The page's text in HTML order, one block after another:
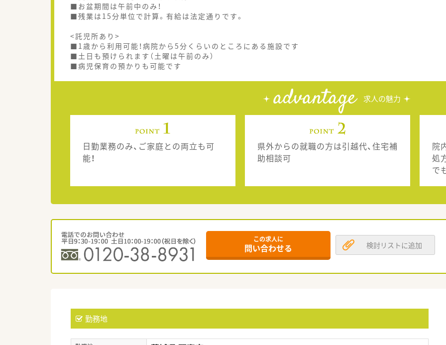
■お盆期間は午前中のみ！
■残業は15分単位で計算。有給は法定通りです。
<託児所あり>
■1歳から利用可能！病院から5分くらいのところにある施設です
■土日も預けられます（土曜は午前のみ）
■病児保育の預かりも可能です
advantage 求人の魅力
日勤業務のみ、ご家庭との両立も可
能！
県外からの就職の方は引越代、住宅補
助相談可
院
処
で
この求人に
問い合わせる 検討リストに追加
勤務地